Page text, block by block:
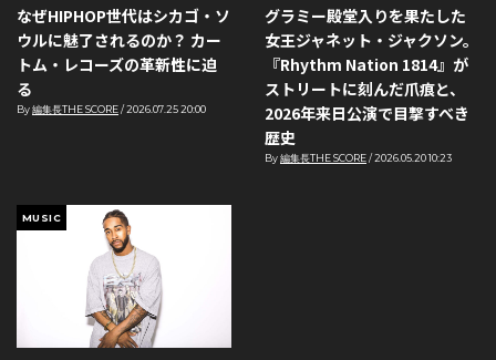
なぜHIPHOP世代はシカゴ・ソ
ウルに魅了されるのか？ カー
トム・レコーズの革新性に迫
る
By編集長THE SCORE/2026.07.25 20:00
グラミー殿堂入りを果たした
女王ジャネット・ジャクソン。
『Rhythm Nation 1814』が
ストリートに刻んだ爪痕と、
2026年来日公演で目撃すべき
歴史
By編集長THE SCORE/2026.05.20 10:23
MUSIC